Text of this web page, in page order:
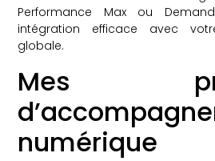
Performance Max ou
intégration efficace avec
globale.
Mes
numérique